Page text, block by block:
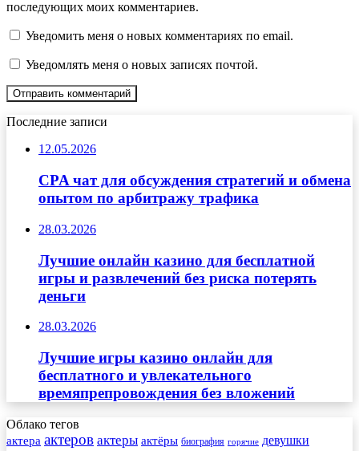
последующих моих комментариев.
Уведомить меня о новых комментариях по email.
Уведомлять меня о новых записях почтой.
Последние записи
12.05.2026
CPA чат для обсуждения стратегий и обмена
опытом по арбитражу трафика
28.03.2026
Лучшие онлайн казино для бесплатной
игры и развлечений без риска потерять
деньги
28.03.2026
Лучшие игры казино онлайн для
бесплатного и увлекательного
времяпрепровождения без вложений
Облако тегов
актера актеров актеры актёры биография горячие девушки